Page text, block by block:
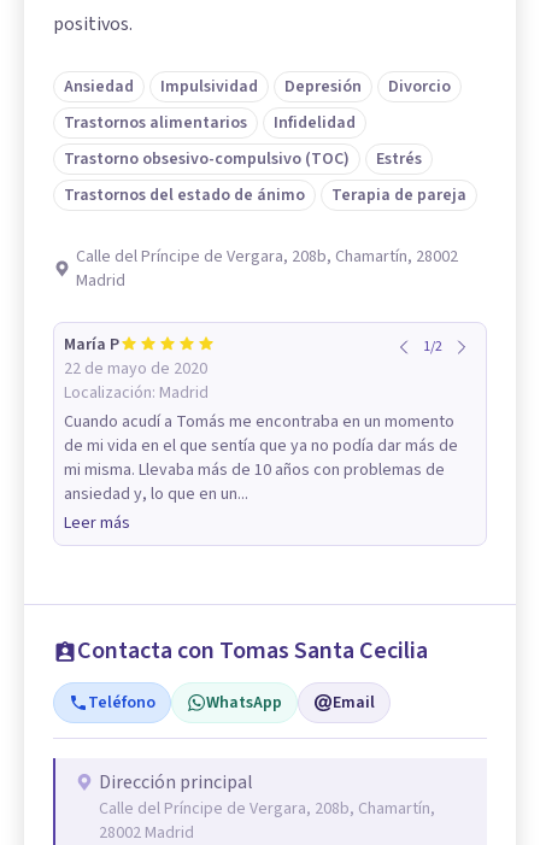
positivos.
Ansiedad Impulsividad Depresión
Divorcio
Trastornos alimentarios
Infidelidad
Trastorno obsesivo-compulsivo (TOC)
Estrés
Trastornos del estado de ánimo
Terapia de pareja
Calle del Príncipe de Vergara, 208b, Chamartín, 28002
Madrid
María P
22 de mayo de 2020
Localización: Madrid
1/2
Cuando acudí a Tomás me encontraba en un momento
de mi vida en el que sentía que ya no podía dar más de
mi misma. Llevaba más de 10 años con problemas de
ansiedad y, lo que en un...
Leer más
Contacta con Tomas Santa Cecilia
Teléfono WhatsApp Email
Dirección principal
Calle del Príncipe de Vergara, 208b, Chamartín,
28002 Madrid